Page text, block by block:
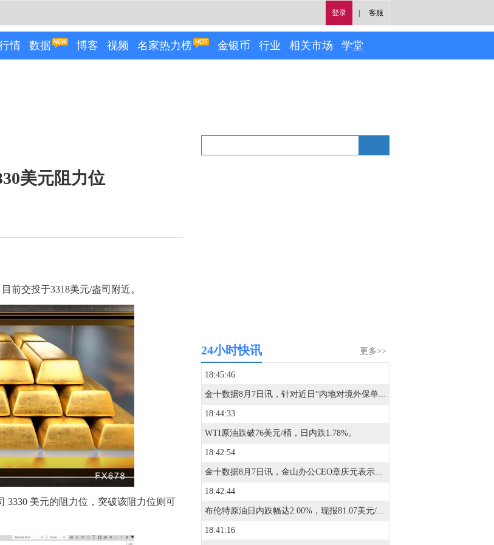
登录 客服
情 数据 博客 视频 名家热力榜 金银币 行业 相关市场 学堂
美元阻力位
交投于3318美元/盎司附近。
美元的阻力位，突破该阻力位则可
更多>>
24小时快讯
18:45:46
金十数据8月7日讯，针对近日“内地对境外保单收益征收20%个人所得税”的传闻，香港立法会保险界议员陈沛良回复表示，有关讨论主要与税务“共同申报准则”（CRS）及个人境外收入申报安排有关，截至目前尚未收到有关部门发布的正式政策文件或执行细节，相关信息均来自新闻报道。陈沛良指出，中国居民就境外投资收益依法申报及缴税的要求一直存在，覆盖所有境外投资收益，并非专门针对保险产品。近期由于内地部分区域开始实际执行相关准则，才引发市场热议。他同时提到香港保单的收益空间：目前香港储蓄型保险收益水平约6%至6.5%，内地同类产品约3%，即使扣除税付，香港保单仍有接近两个百分点的净收益优势，相信不会大幅削减内地访客来港投保的意愿。他认为香港保险产品设计灵活、可多元货币配置，在财富传承与规划上仍具竞争力。陈沛良还表示，暂无需在立法会就此提出质询。（一财）
18:44:33
WTI原油跌破76美元/桶，日内跌1.78%。
18:42:54
金十数据8月7日讯，金山办公CEO章庆元表示，未来大模型会慢慢平权，可能会变成像基础云服务，随时可以获得，没有无法替代的壁垒；当大模型趋同，办公软件真正的护城河是上下文，谁的上下文最厚、最懂用户，谁就能在AI时代活下来。这不是技术问题，是积累问题。
18:42:44
布伦特原油日内跌幅达2.00%，现报81.07美元/桶。
18:41:16